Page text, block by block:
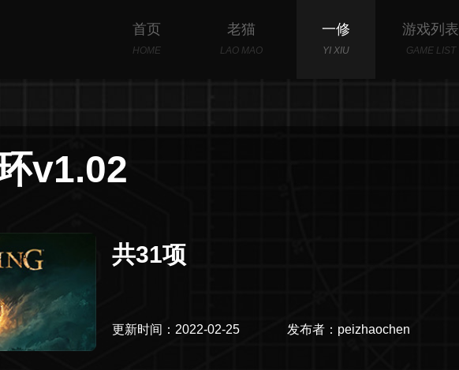
首页
HOME
老猫
LAO MAO
一修
YI XIU
游戏列表
GAME LIST
v1.02
共31项
更新时间：2022-02-25 发布者：peizhaochen